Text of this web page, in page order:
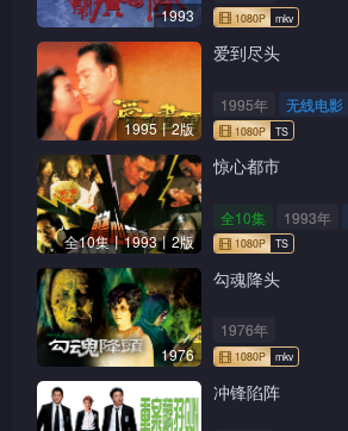
1993
1995丨2版
爱到尽头
1995年 无线电影
全10集丨1993丨2版
惊心都市
全10集 1993年
1976
勾魂降头
1976年
冲锋陷阵